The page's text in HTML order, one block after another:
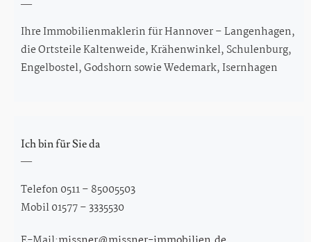
Ihre Immobilienmaklerin für Hannover – Langenhagen,
die Ortsteile Kaltenweide, Krähenwinkel, Schulenburg,
Engelbostel, Godshorn sowie Wedemark, Isernhagen
Ich bin für Sie da
Telefon 0511 – 85005503
Mobil 01577 – 3335530